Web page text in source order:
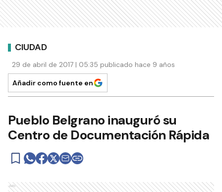
CIUDAD
29 de abril de 2017 | 05:35 publicado hace 9 años
Añadir como fuente en
Pueblo Belgrano inauguró su
Centro de Documentación Rápida
Ads